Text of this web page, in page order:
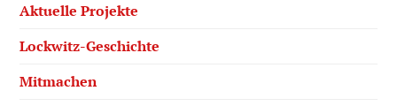
Aktuelle Projekte
Lockwitz-Geschichte
Mitmachen